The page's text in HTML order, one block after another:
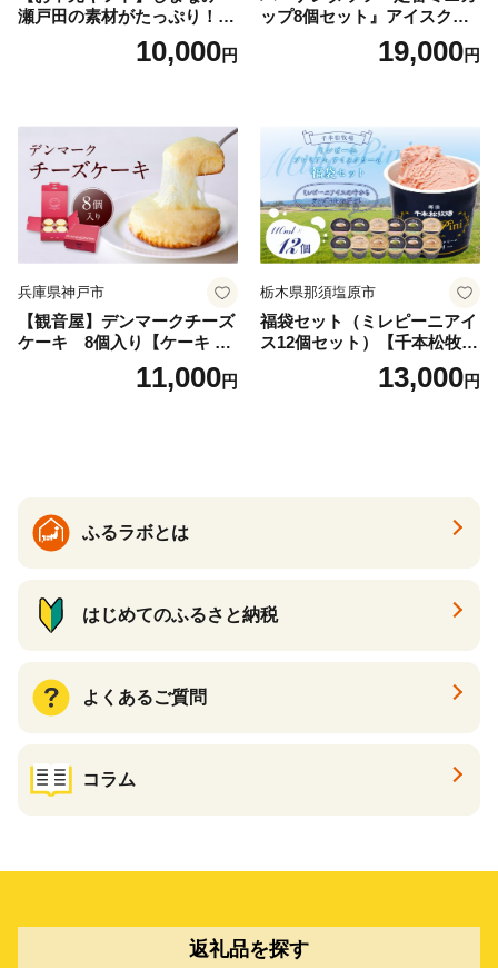
瀬戸田の素材がたっぷり！ジ
10,000円
ップ8個セット』アイスクリ
ーム アイス スイーツ デザー
19,000円
兵庫県神戸市
【観音屋】デンマークチーズ
ケーキ 8個入り【ケーキ チ
ーズケーキ 人気スイーツ お
すすめスイーツ 神戸スイー
11,000円
栃木県那須塩原市
福袋セット（ミレピーニアイ
ス12個セット）【千本松牧
場】 ns025-014-12 【デザー
ト 詰め合わせ ギフト】
13,000円
ふるラボとは
はじめてのふるさと納税
よくあるご質問
コラム
返礼品を探す